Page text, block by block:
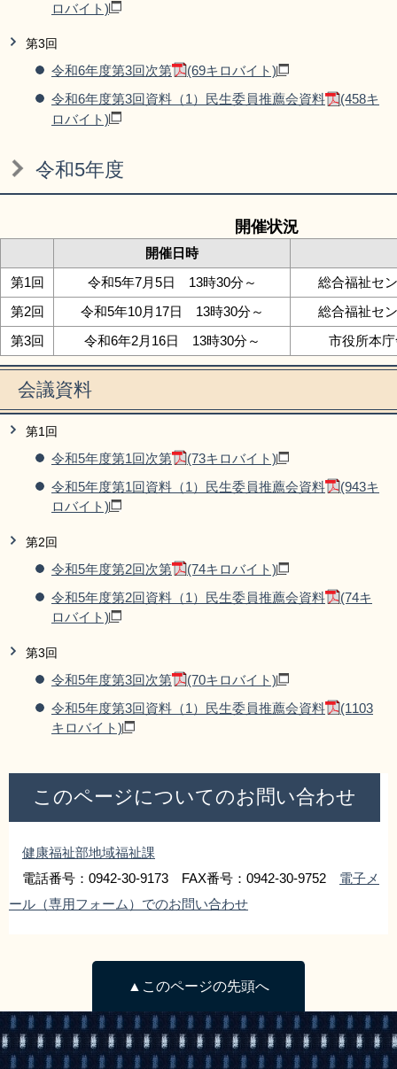
ロバイト)
第3回
令和6年度第3回次第 (69キロバイト)
令和6年度第3回資料（1）民生委員推薦会資料
(458キ
ロバイト)
令和5年度
開催状況
開催日時
第1回
令和5年7月5日 13時30分～
総合福祉セ
第2回
令和5年10月17日 13時30分～
総合福祉セ
第3回
令和6年2月16日 13時30分～ 市役所本
会議資料
第1回
令和5年度第1回次第 (73キロバイト)
令和5年度第1回資料（1）民生委員推薦会資料
(943キ
ロバイト)
第2回
令和5年度第2回次第 (74キロバイト)
令和5年度第2回資料（1）民生委員推薦会資料
(74キ
ロバイト)
第3回
令和5年度第3回次第 (70キロバイト)
令和5年度第3回資料（1）民生委員推薦会資料
(1103
キロバイト)
このページについてのお問い合わせ
健康福祉部地域福祉課
電話番号：0942-30-9173 FAX番号：0942-30-9752 電子メ
ール（専用フォーム）でのお問い合わせ
▲このページの先頭へ